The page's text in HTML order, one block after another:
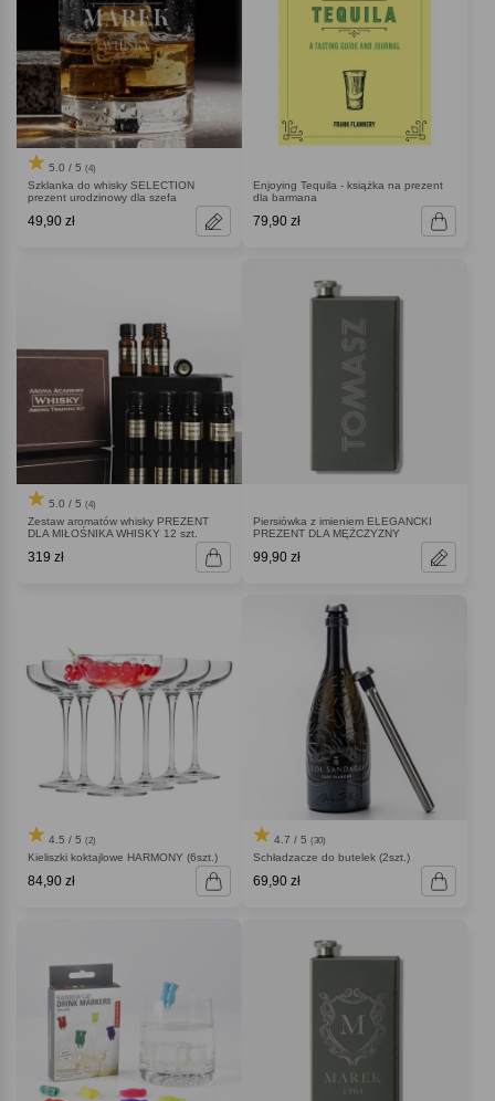
5.0 / 5 (4)
Szklanka do whisky SELECTION
prezent urodzinowy dla szefa
49,90 zł
Enjoying Tequila - książka na prezent
dla barmana
79,90 zł
5.0 / 5 (4)
Zestaw aromatów whisky PREZENT
DLA MIŁOŚNIKA WHISKY 12 szt.
319 zł
Piersiówka z imieniem ELEGANCKI
PREZENT DLA MĘŻCZYZNY
99,90 zł
4.5 / 5 (2)
Kieliszki koktajlowe HARMONY (6szt.)
84,90 zł
4.7 / 5 (30)
Schładzacze do butelek (2szt.)
69,90 zł